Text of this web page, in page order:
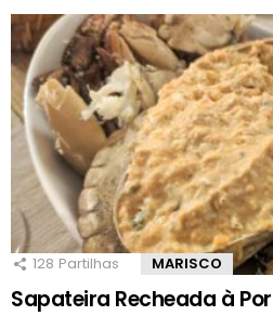
128 Partilhas MARISCO
Sapateira Recheada à